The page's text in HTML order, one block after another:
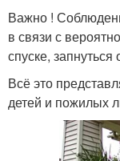
Важно !
в связи с
спуске,
Всё это
детей и пожилых